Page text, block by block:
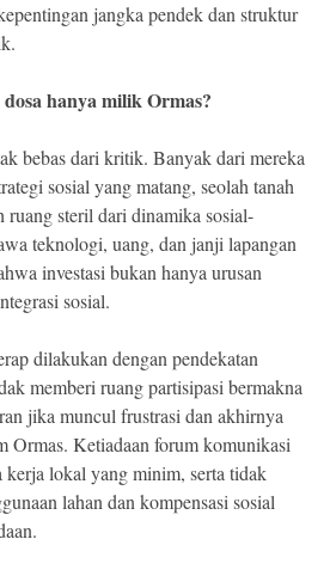
jangka pendek dan struktur
hanya milik Ormas?
bebas dari kritik. Banyak dari mereka
sosial yang matang, seolah tanah
ruang steril dari dinamika sosial-
teknologi, uang, dan janji lapangan
investasi bukan hanya urusan
sosial.
dilakukan dengan pendekatan
memberi ruang partisipasi bermakna
jika muncul frustrasi dan akhirnya
Ormas. Ketiadaan forum komunikasi
kerja lokal yang minim, serta tidak
lahan dan kompensasi sosial